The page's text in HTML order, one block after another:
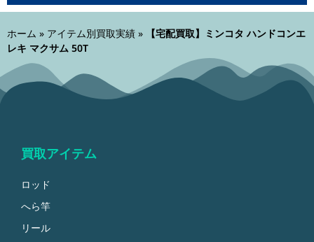
ホーム » アイテム別買取実績 »
【宅配買取】ミンコタ ハンドコンエ
レキ マクサム 50T
買取アイテム
ロッド
へら竿
リール